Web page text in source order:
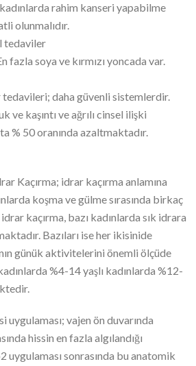
rahim kanseri yapabilme
olunmalıdır.
tedaviler
soya ve kırmızı yoncada var.
daha güvenli sistemlerdir.
ve kaşıntı ve ağrılı cinsel ilişki
% 50 oranında azaltmaktadır.
Kaçırma; idrar kaçırma anlamına
koşma ve gülme sırasında birkaç
kaçırma, bazı kadınlarda sık idrara
Bazıları ise her ikisinide
günük aktivitelerini önemli ölçüde
%4-14 yaşlı kadınlarda %12-
uygulaması; vajen ön duvarında
hissin en fazla algılandığı
uygulaması sonrasında bu anatomik